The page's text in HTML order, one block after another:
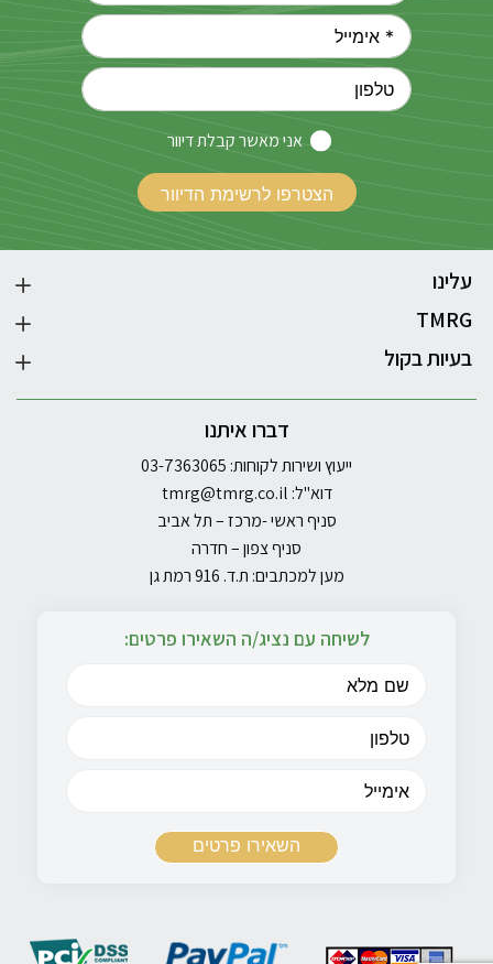
אני מאשר קבלת דיוור
עלינו
TMRG
בעיות בקול
דברו איתנו
ייעוץ ושירות לקוחות: 03-7363065
דוא"ל: tmrg@tmrg.co.il
סניף ראשי -מרכז – תל אביב
סניף צפון – חדרה
מען למכתבים: ת.ד. 916 רמת גן
לשיחה עם נציג/ה השאירו פרטים: